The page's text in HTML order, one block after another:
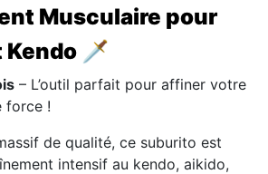
Musculaire pour
Kendo 🗡️
– L’outil parfait pour affiner votre
force !
de qualité, ce suburito est
intensif au kendo, aikido,